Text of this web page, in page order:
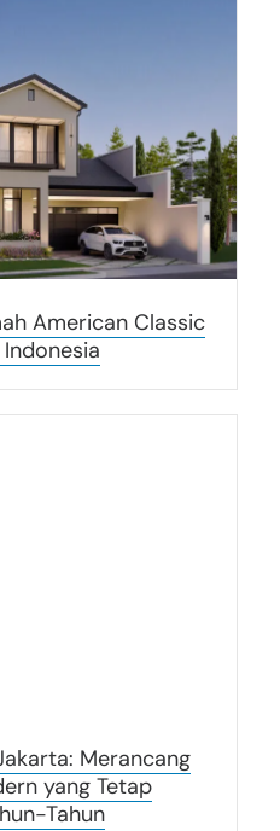
American Classic
Merancang
yang Tetap
Tahun